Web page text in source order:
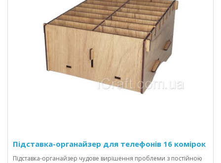
Підставка-органайзер для телефонів 16 комірок
Підставка-органайзер чудове вирішення проблеми з постійною